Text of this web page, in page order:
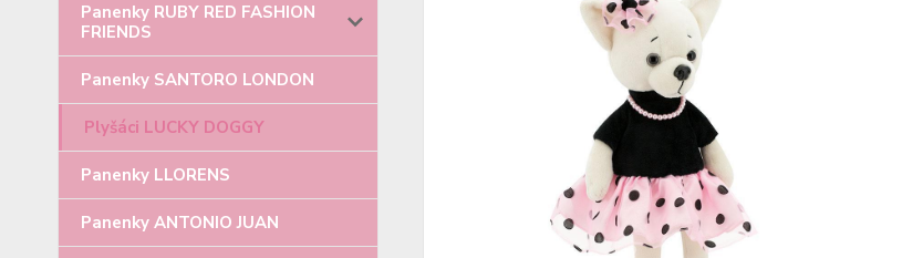
Panenky RUBY RED FASHION
FRIENDS
Panenky SANTORO LONDON
Plyšáci LUCKY DOGGY
Panenky LLORENS
Panenky ANTONIO JUAN